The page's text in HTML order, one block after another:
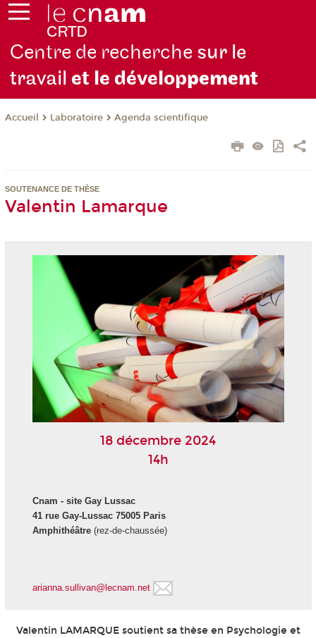
Centre de recherche sur le
travailet le développement
Accueil Laboratoire Agenda scientifique
SOUTENANCE DE THÈSE
Valentin Lamarque
18 décembre 2024
14h
Cnam - site Gay Lussac
41 rue Gay-Lussac 75005 Paris
Amphithéâtre (rez-de-chaussée)
arianna.sullivan@lecnam.net
Valentin LAMARQUE soutient sa thèse en Psychologie et